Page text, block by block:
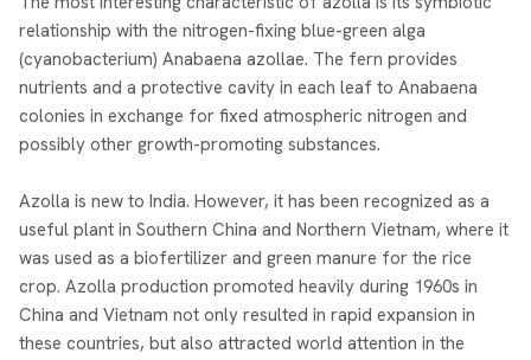
relationship with the nitrogen-fixing blue-green alga
(cyanobacterium) Anabaena azollae. The fern provides
nutrients and a protective cavity in each leaf to Anabaena
colonies in exchange for fixed atmospheric nitrogen and
possibly other growth-promoting substances.
Azolla is new to India. However, it has been recognized as a
useful plant in Southern China and Northern Vietnam, where it
was used as a biofertilizer and green manure for the rice
crop. Azolla production promoted heavily during 1960s in
China and Vietnam not only resulted in rapid expansion in
these countries, but also attracted world attention in the